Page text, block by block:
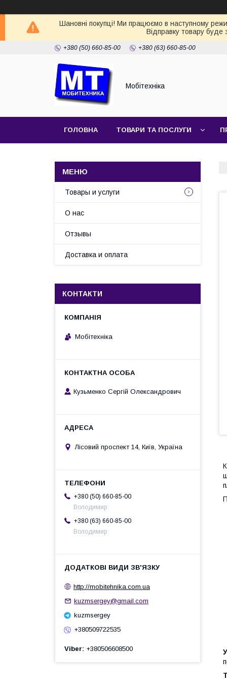
Шановні покупці! Ми працюємо в наступному
Відправку товару
+380 (50) 660-85-00 +380 (63) 660-85-00
Мобітехніка
ГОЛОВНА ТОВАРИ ТА ПОСЛУГИ
Товары и услуги
О нас
Отзывы
Доставка и оплата
КОНТАКТИ
Мобітехніка
Кузьменко Сергій Олександрович
Лісовий проспект 14, Київ, Україна
+380 (50) 660-85-00
Володимир
+380 (63) 660-85-00
Володимир
http://mobitehnika.com.ua
kuzmsergey@gmail.com
kuzmsergey
+380509722535
Viber +380506608500